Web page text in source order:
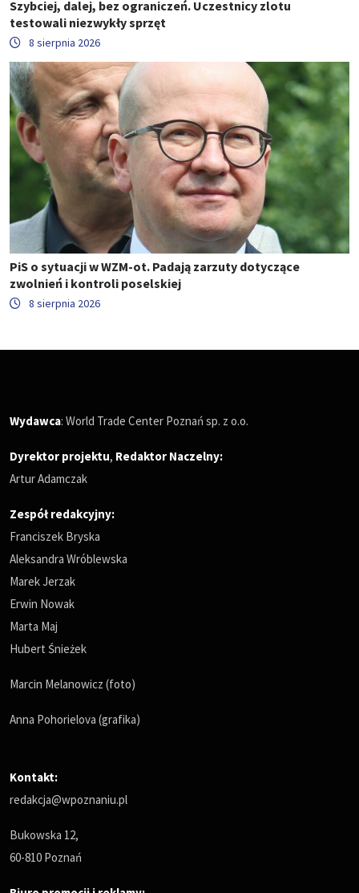
Szybciej, dalej, bez ograniczeń. Uczestnicy zlotu
testowali niezwykły sprzęt
8 sierpnia 2026
PiS o sytuacji w WZM-ot. Padają zarzuty dotyczące
zwolnień i kontroli poselskiej
8 sierpnia 2026
Wydawca: World Trade Center Poznań sp. z o.o.
Dyrektor projektu, Redaktor Naczelny:
Artur Adamczak
Zespół redakcyjny:
Franciszek Bryska
Aleksandra Wróblewska
Marek Jerzak
Erwin Nowak
Marta Maj
Hubert Śnieżek
Marcin Melanowicz (foto)
Anna Pohorielova (grafika)
Kontakt:
redakcja@wpoznaniu.pl
Bukowska 12,
60-810 Poznań